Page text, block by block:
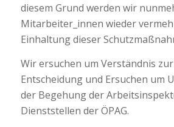
diesem Grund werden wir
Mitarbeiter_innen wieder
Einhaltung dieser
Wir ersuchen um Verständnis
Entscheidung und Ersuchen um
der Begehung der
Dienststellen der ÖPAG.